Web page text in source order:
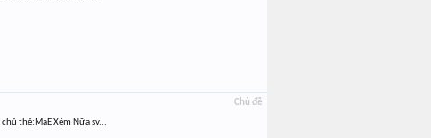
Chủ đề
thẻ:MaE Xém Nữa sv...